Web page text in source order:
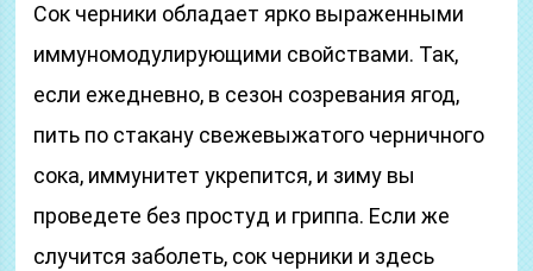
Сок черники обладает ярко выраженными
иммуномодулирующими свойствами. Так,
если ежедневно, в сезон созревания ягод,
пить по стакану свежевыжатого черничного
сока, иммунитет укрепится, и зиму вы
проведете без простуд и гриппа. Если же
случится заболеть, сок черники и здесь